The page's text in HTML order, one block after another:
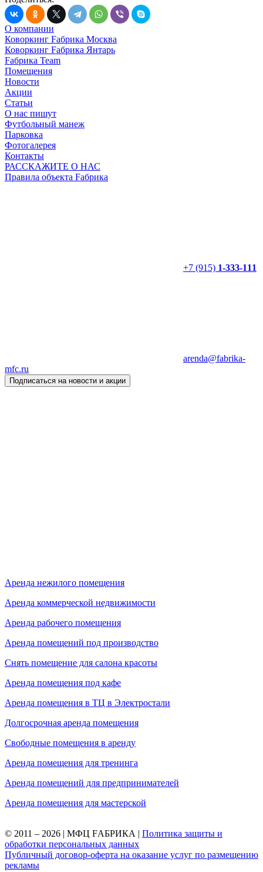
О компании
Коворкинг Fабрика Москва
Коворкинг Fабрика Янтарь
Fабрика Team
Помещения
Новости
Акции
Статьи
О нас пишут
Футбольный манеж
Парковка
Фотогалерея
Контакты
РАССКАЖИТЕ О НАС
Правила объекта Fабрика
+7 (915) 1-333-111
arenda@fabrika-
mfc.ru
Подписаться на новости и акции
Аренда нежилого помещения
Аренда коммерческой недвижимости
Аренда рабочего помещения
Аренда помещений под производство
Снять помещение для салона красоты
Аренда помещения под кафе
Аренда помещения в ТЦ в Электростали
Долгосрочная аренда помещения
Свободные помещения в аренду
Аренда помещения для тренинга
Аренда помещений для предпринимателей
Аренда помещения для мастерской
© 2011 – 2026 | МФЦ FАБРИКА | Политика защиты и
обработки персональных данных
Публичный договор-оферта на оказание услуг по размещению
рекламы